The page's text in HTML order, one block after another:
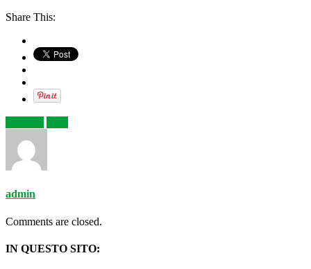
Share This:
admin
Comments are closed.
IN QUESTO SITO: